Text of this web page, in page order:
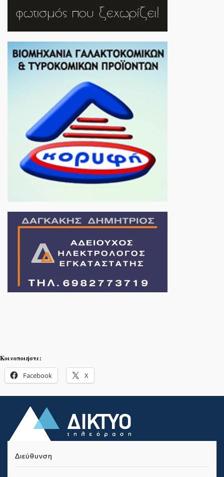
Κοινοποιήστε:
Facebook X
Διεύθυνση